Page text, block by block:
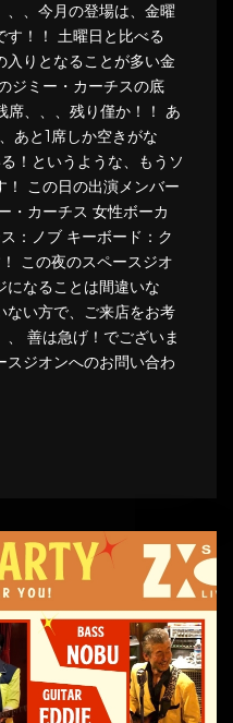
、、今月の登場は、金曜
す！！ 土曜日と比べる
入りとなることが多い金
ジミー・カーチスの底
席、、、残り僅か！！ あ
あと1席しか空きがな
！というような、もうソ
！ この日の出演メンバー
・カーチス 女性ボーカ
：ノブ キーボード：ク
この夜のスペースジオ
になることは間違いな
ない方で、ご来店をお考
善は急げ！でございま
スジオンへのお問い合わ